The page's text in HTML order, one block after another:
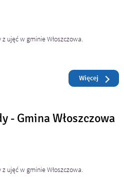
ujęć w gminie Włoszczowa.
Czytaj
Więcej o:
- Gmina Włoszczowa
ujęć w gminie Włoszczowa.